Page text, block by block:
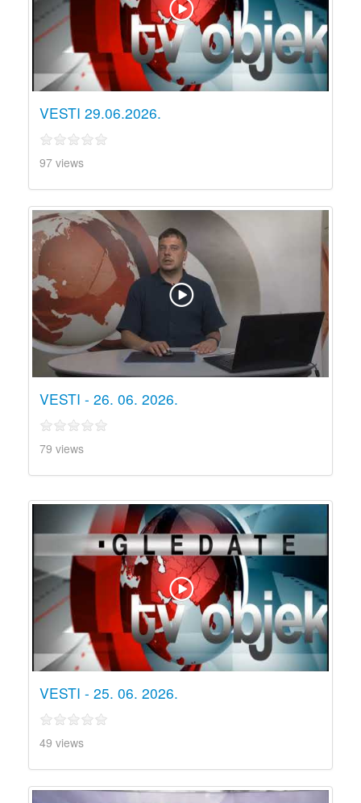
VESTI 29.06.2026.
97 views
VESTI - 26. 06. 2026.
79 views
VESTI - 25. 06. 2026.
49 views